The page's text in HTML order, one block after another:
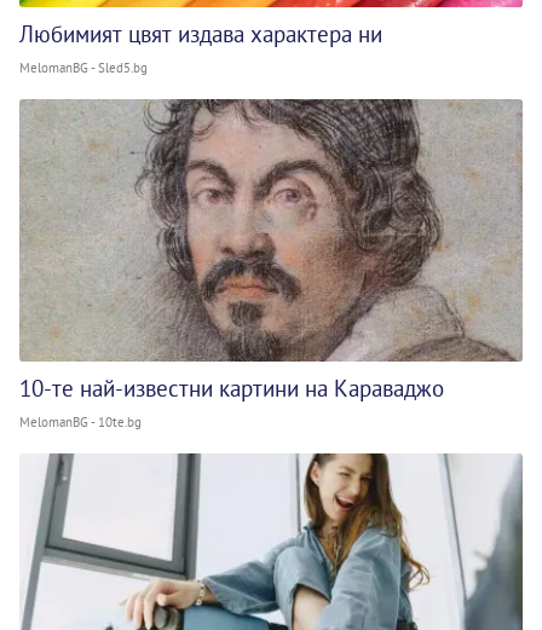
Любимият цвят издава характера ни
MelomanBG - Sled5.bg
10-те най-известни картини на Караваджо
MelomanBG - 10te.bg